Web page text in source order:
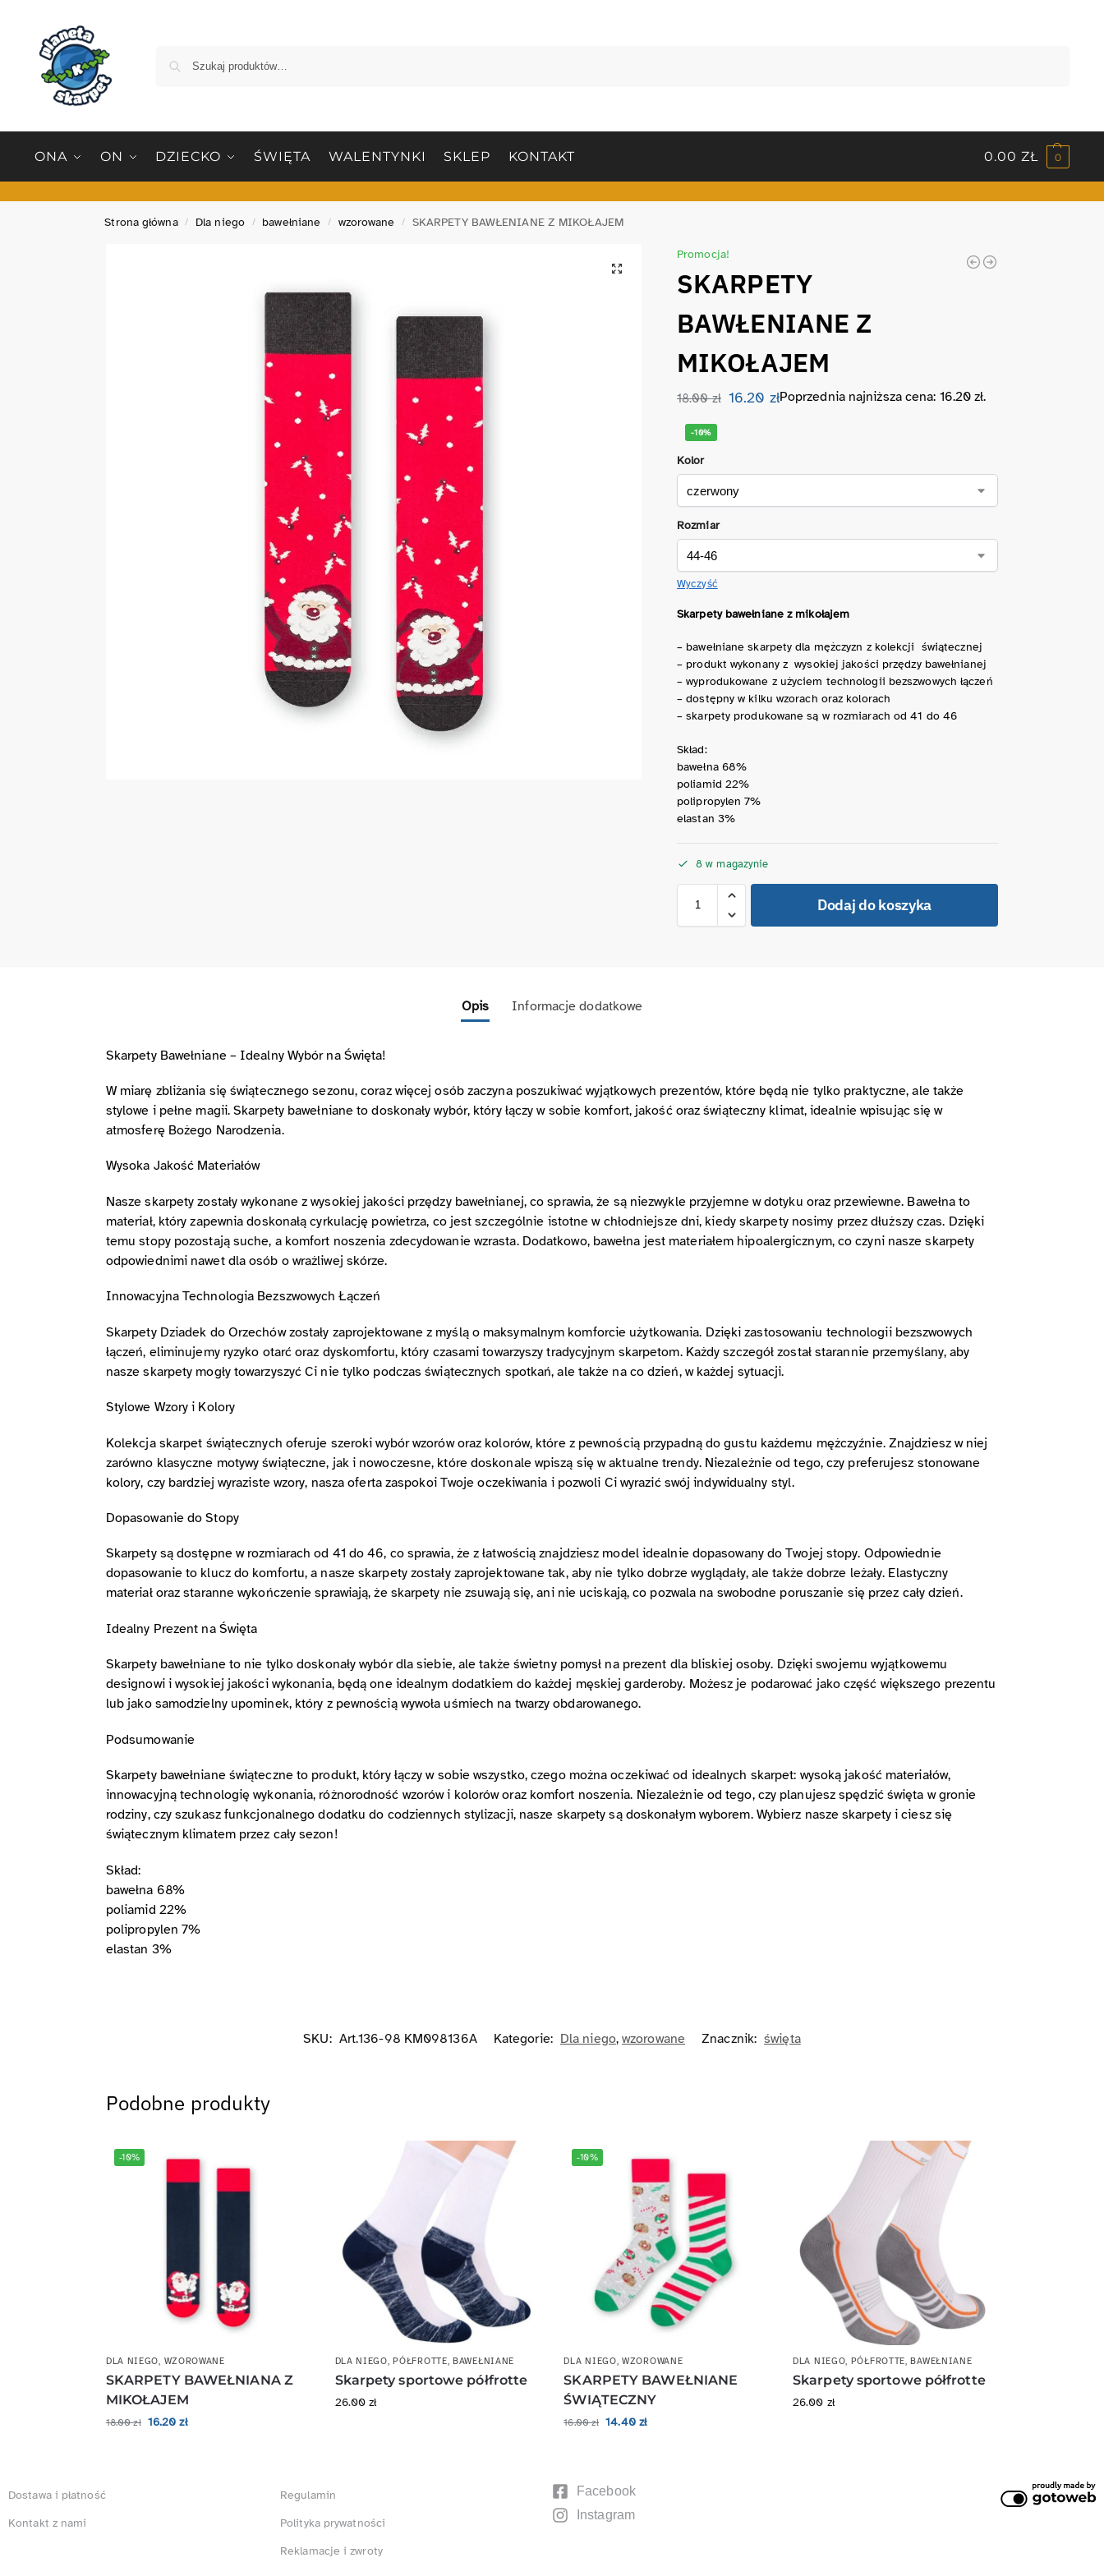
ONA ON DZIECKO ŚWIĘTA WALENTYNKI SKLEP KONTAKT 0.00ZŁ 0
Strona główna / Dla niego / bawełniane / wzorowane / SKARPETY BAWŁENIANE Z MIKOŁAJEM
Promocja!
SKARPETY
BAWŁENIANE Z
MIKOŁAJEM
18.00zł 16.20 złPoprzednia najniższa cena: 16.20zł.
-10%
Kolor
Rozmiar
Wyczyść
Skarpety bawełniane z mikołajem
– bawełniane skarpety dla mężczyzn z kolekcji świątecznej
– produkt wykonany z wysokiej jakości przędzy bawełnianej
– wyprodukowane z użyciem technologii bezszwowych łączeń
– dostępny w kilku wzorach oraz kolorach
– skarpety produkowane są w rozmiarach od 41 do 46
Skład:
bawełna 68%
poliamid 22%
polipropylen 7%
elastan 3%
8 w magazynie
Dodaj do koszyka
Opis Informacje dodatkowe
Skarpety Bawełniane – Idealny Wybór na Święta!
W miarę zbliżania się świątecznego sezonu, coraz więcej osób zaczyna poszukiwać wyjątkowych prezentów, które będą nie tylko praktyczne, ale także
stylowe i pełne magii. Skarpety bawełniane to doskonały wybór, który łączy w sobie komfort, jakość oraz świąteczny klimat, idealnie wpisując się w
atmosferę Bożego Narodzenia.
Wysoka Jakość Materiałów
Nasze skarpety zostały wykonane z wysokiej jakości przędzy bawełnianej, co sprawia, że są niezwykle przyjemne w dotyku oraz przewiewne. Bawełna to
materiał, który zapewnia doskonałą cyrkulację powietrza, co jest szczególnie istotne w chłodniejsze dni, kiedy skarpety nosimy przez dłuższy czas. Dzięki
temu stopy pozostają suche, a komfort noszenia zdecydowanie wzrasta. Dodatkowo, bawełna jest materiałem hipoalergicznym, co czyni nasze skarpety
odpowiednimi nawet dla osób o wrażliwej skórze.
Innowacyjna Technologia Bezszwowych Łączeń
Skarpety Dziadek do Orzechów zostały zaprojektowane z myślą o maksymalnym komforcie użytkowania. Dzięki zastosowaniu technologii bezszwowych
łączeń, eliminujemy ryzyko otarć oraz dyskomfortu, który czasami towarzyszy tradycyjnym skarpetom. Każdy szczegół został starannie przemyślany, aby
nasze skarpety mogły towarzyszyć Ci nie tylko podczas świątecznych spotkań, ale także na co dzień, w każdej sytuacji.
Stylowe Wzory i Kolory
Kolekcja skarpet świątecznych oferuje szeroki wybór wzorów oraz kolorów, które z pewnością przypadną do gustu każdemu mężczyźnie. Znajdziesz w niej
zarówno klasyczne motywy świąteczne, jak i nowoczesne, które doskonale wpiszą się w aktualne trendy. Niezależnie od tego, czy preferujesz stonowane
kolory, czy bardziej wyraziste wzory, nasza oferta zaspokoi Twoje oczekiwania i pozwoli Ci wyrazić swój indywidualny styl.
Dopasowanie do Stopy
Skarpety są dostępne w rozmiarach od 41 do 46, co sprawia, że z łatwością znajdziesz model idealnie dopasowany do Twojej stopy. Odpowiednie
dopasowanie to klucz do komfortu, a nasze skarpety zostały zaprojektowane tak, aby nie tylko dobrze wyglądały, ale także dobrze leżały. Elastyczny
materiał oraz staranne wykończenie sprawiają, że skarpety nie zsuwają się, ani nie uciskają, co pozwala na swobodne poruszanie się przez cały dzień.
Idealny Prezent na Święta
Skarpety bawełniane to nie tylko doskonały wybór dla siebie, ale także świetny pomysł na prezent dla bliskiej osoby. Dzięki swojemu wyjątkowemu
designowi i wysokiej jakości wykonania, będą one idealnym dodatkiem do każdej męskiej garderoby. Możesz je podarować jako część większego prezentu
lub jako samodzielny upominek, który z pewnością wywoła uśmiech na twarzy obdarowanego.
Podsumowanie
Skarpety bawełniane świąteczne to produkt, który łączy w sobie wszystko, czego można oczekiwać od idealnych skarpet: wysoką jakość materiałów,
innowacyjną technologię wykonania, różnorodność wzorów i kolorów oraz komfort noszenia. Niezależnie od tego, czy planujesz spędzić święta w gronie
rodziny, czy szukasz funkcjonalnego dodatku do codziennych stylizacji, nasze skarpety są doskonałym wyborem. Wybierz nasze skarpety i ciesz się
świątecznym klimatem przez cały sezon!
Skład:
bawełna 68%
poliamid 22%
polipropylen 7%
elastan 3%
SKU: Art.136-98 KM098136A Kategorie: Dla niego,wzorowane Znacznik: święta
Podobne produkty
-10%
DLA NIEGO, WZOROWANE
SKARPETY BAWEŁNIANA Z
MIKOŁAJEM
18.00zł 16.20zł
DLA NIEGO,PÓŁFROTTE,BAWEŁNIANE
Skarpety sportowe półfrotte
26.00zł
-10%
DLA NIEGO,WZOROWANE
SKARPETY BAWEŁNIANE
ŚWIĄTECZNY
16.00zł 14.40 zł
DLA NIEGO, PÓŁFROTTE,BAWEŁNIANE
Skarpety sportowe półfrotte
26.00 zł
Dostawa i płatność
Kontakt z nami
Regulamin
Polityka prywatności
Reklamacje i zwroty
Facebook
Instagram